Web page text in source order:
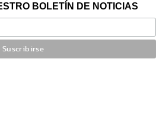
BOLETÍN DE NOTICIAS